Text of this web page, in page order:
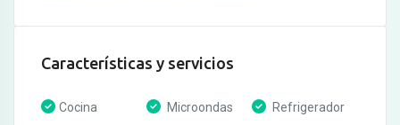
Características y servicios
Cocina Microondas Refrigerador